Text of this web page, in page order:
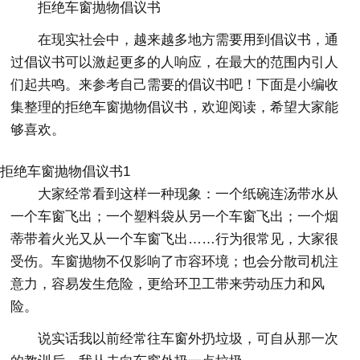
拒绝车窗抛物倡议书
在现实社会中，越来越多地方需要用到倡议书，通
过倡议书可以激起更多的人响应，在最大的范围内引人
们起共鸣。来参考自己需要的倡议书吧！下面是小编收
集整理的拒绝车窗抛物倡议书，欢迎阅读，希望大家能
够喜欢。
拒绝车窗抛物倡议书1
大家经常看到这样一种现象：一个纸碗连汤带水从
一个车窗飞出；一个塑料袋从另一个车窗飞出；一个烟
蒂带着火光又从一个车窗飞出……行为很常见，大家很
受伤。车窗抛物不仅影响了市容环境；也会分散司机注
意力，容易发生危险，更给环卫工带来劳动压力和风
险。
说实话我以前经常往车窗外扔垃圾，可自从那一次